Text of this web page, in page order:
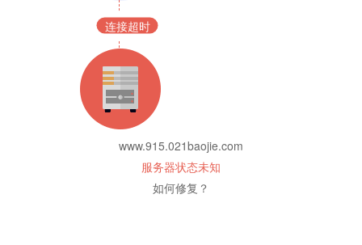
连接超时
www.915.021baojie.com
服务器状态未知
如何修复？